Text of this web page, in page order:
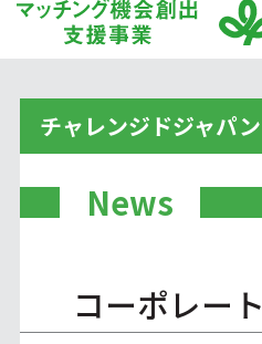
チャレンジドジャパ
News
コーポレート